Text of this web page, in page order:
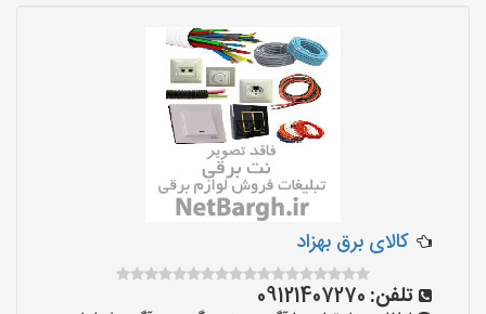
کالای برق بهزاد
تلفن: 09121407270